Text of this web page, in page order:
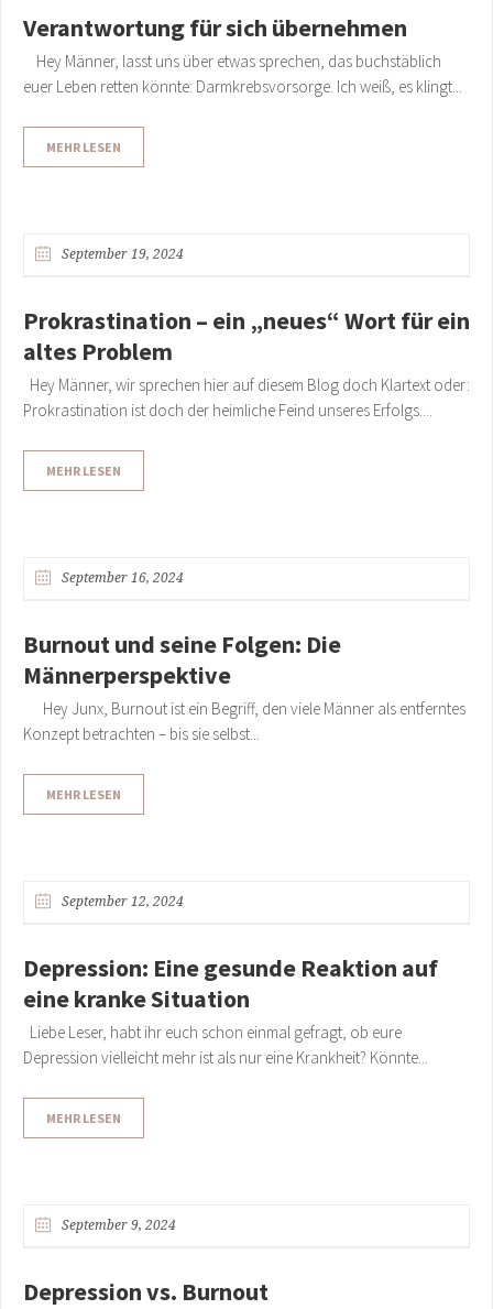
Verantwortung für sich übernehmen
Hey Männer, lasst uns über etwas sprechen, das buchstäblich
euer Leben retten könnte: Darmkrebsvorsorge. Ich weiß, es klingt...
MEHR LESEN
September 19, 2024
Prokrastination – ein „neues“ Wort für ein
altes Problem
Hey Männer, wir sprechen hier auf diesem Blog doch Klartext oder:
Prokrastination ist doch der heimliche Feind unseres Erfolgs....
MEHR LESEN
September 16, 2024
Burnout und seine Folgen: Die
Männerperspektive
Hey Junx, Burnout ist ein Begriff, den viele Männer als entferntes
Konzept betrachten – bis sie selbst...
MEHR LESEN
September 12, 2024
Depression: Eine gesunde Reaktion auf
eine kranke Situation
Liebe Leser, habt ihr euch schon einmal gefragt, ob eure
Depression vielleicht mehr ist als nur eine Krankheit? Könnte...
MEHR LESEN
September 9, 2024
Depression vs. Burnout